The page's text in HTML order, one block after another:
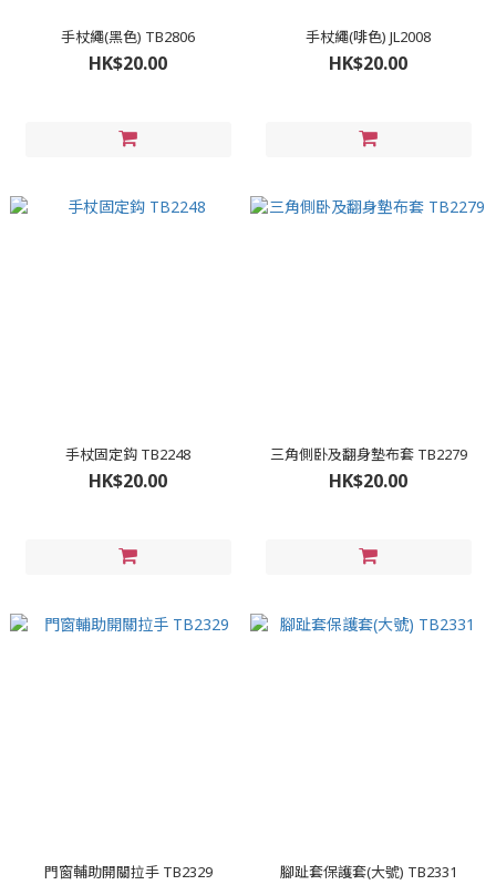
手杖繩(黑色) TB2806
HK$20.00
手杖繩(啡色) JL2008
HK$20.00
手杖固定鈎 TB2248
HK$20.00
三角側卧及翻身墊布套 TB2279
HK$20.00
門窗輔助開關拉手 TB2329 腳趾套保護套(大號) TB2331